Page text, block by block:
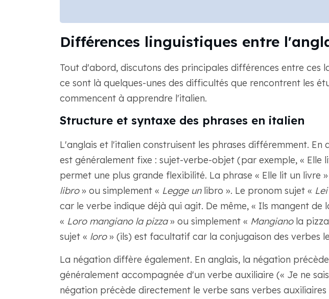
Différences linguistiques entre
Tout d'abord, discutons des principales différences entre ces
ce sont là quelques-unes des difficultés que rencontrent les
commencent à apprendre l'italien.
Structure et syntaxe des phrases en italien
L'anglais et l'italien construisent les phrases différemment. En
est généralement fixe : sujet-verbe-objet (par exemple, « Elle
permet une plus grande flexibilité. La phrase « Elle lit un livre
libro» ou simplement « Legge unlibro ». Le pronom sujet « Lei
car le verbe indique déjà qui agit. De même, « Ils mangent de
« Loro mangiano la pizza» ou simplement « Mangianola pizza
sujet « loro» (ils) est facultatif car la conjugaison des verbes
La négation diffère également. En anglais, la négation
généralement accompagnée d'un verbe auxiliaire (« Je ne
négation précède directement le verbe sans verbes auxiliaires